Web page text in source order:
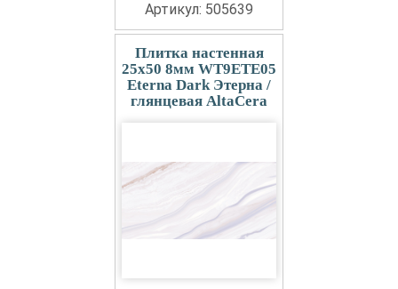
Артикул: 505639
Плитка настенная
25x50 8мм WT9ETE05
Eterna Dark Этерна /
глянцевая AltaCera